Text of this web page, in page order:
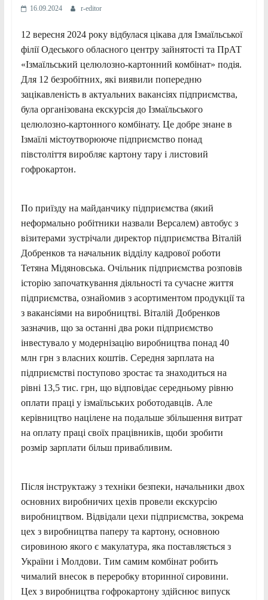
16.09.2024 r-editor
12 вересня 2024 року відбулася цікава для Ізмаїльської
філії Одеського обласного центру зайнятості та ПрАТ
«Ізмаїльський целюлозно-картонний комбінат» подія.
Для 12 безробітних, які виявили попередню
зацікавленість в актуальних вакансіях підприємства,
була організована екскурсія до Ізмаїльського
целюлозно-картонного комбінату. Це добре знане в
Ізмаїлі містоутворююче підприємство понад
півстоліття виробляє картону тару і листовий
гофрокартон.
По приїзду на майданчику підприємства (який
неформально робітники назвали Версалем) автобус з
візитерами зустрічали директор підприємства Віталій
Добренков та начальник відділу кадрової роботи
Тетяна Мідяновська. Очільник підприємства розповів
історію започаткування діяльності та сучасне життя
підприємства, ознайомив з асортиментом продукції та
з вакансіями на виробництві. Віталій Добренков
зазначив, що за останні два роки підприємство
інвестувало у модернізацію виробництва понад 40
млн грн з власних коштів. Середня зарплата на
підприємстві поступово зростає та знаходиться на
рівні 13,5 тис. грн, що відповідає середньому рівню
оплати праці у ізмаїльських роботодавців. Але
керівництво націлене на подальше збільшення витрат
на оплату праці своїх працівників, щоби зробити
розмір зарплати більш привабливим.
Після інструктажу з техніки безпеки, начальники двох
основних виробничих цехів провели екскурсію
виробництвом. Відвідали цехи підприємства, зокрема
цех з виробництва паперу та картону, основною
сировиною якого є макулатура, яка поставляється з
України і Молдови. Тим самим комбінат робить
чималий внесок в переробку вторинної сировини.
Цех з виробництва гофрокартону здійснює випуск